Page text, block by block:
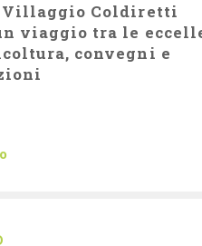
Coldiretti
viaggio tra le
convegni e